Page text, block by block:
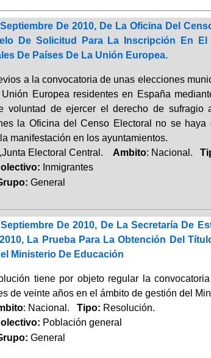
De 2010, De La Oficina Del
De Solicitud Para La Inscripción En
De Países De La Unión Europea.
a la convocatoria de unas elecciones
Europea residentes en España
voluntad de ejercer el derecho de
la Oficina del Censo Electoral no se
manifestación en los ayuntamientos.
Electoral Central. Ambito: Nacional.
Inmigrantes
General
De 2010, De La Secretaría De
La Prueba Para La Obtención Del
Ministerio De Educación
tiene por objeto regular la
de veinte años en el ámbito de gestión del
: Nacional. Tipo: Resolución.
Población general
General